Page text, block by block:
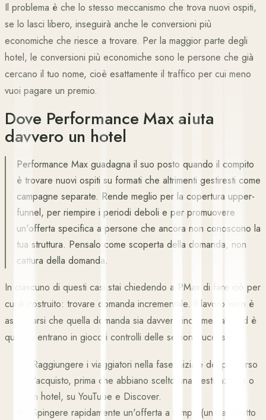
Il problema è che lo stesso meccanismo che trova nuovi ospiti,
se lo lasci libero, inseguirà anche le conversioni più
economiche che riesce a trovare. Per la maggior parte degli
hotel, le conversioni più economiche sono le persone che già
cercano il tuo nome, cioè esattamente il traffico per cui meno
vuoi pagare un premio.
Dove Performance Max aiuta
davvero un hotel
Performance Max guadagna il suo posto quando il compito
è trovare nuovi ospiti su formati che altrimenti gestiresti come
campagne separate. Rende meglio per la copertura upper-
funnel, per riempire i periodi deboli e per promuovere
un'offerta specifica a persone che ancora non conoscono la
tua struttura. Pensalo come scoperta della domanda, non
cattura della domanda.
In ciascuno di questi casi stai chiedendo a PMax di fare ciò per
cui è costruito: trovare domanda incrementale. Il lavoro vero è
assicurarsi che quella domanda sia davvero incrementale, ed è
qui che entrano in gioco i controlli delle sezioni successive.
Raggiungere i viaggiatori nella fase iniziale del percorso
d'acquisto, prima che abbiano scelto una destinazione o
un hotel, su YouTube e Discover.
Spingere rapidamente un'offerta a tempo (un pacchetto